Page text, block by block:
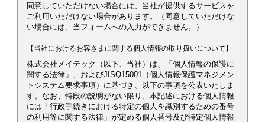
同意していただけない場合には、当社が提供するサービスを
ご利用いただけない場合があります。（同意していただけな
い場合には、当フォームへの入力ができません。）
【当社におけるお客さまに関する個人情報の取り扱いについて】
株式会社メイテック（以下、当社）は、「個人情報の保護に
関する法律」、およびJISQ15001（個人情報保護マネジメン
トシステム要求事項）に基づき、以下の事項を公表いたしま
す。なお、特段の説明がない限り、本記述における個人情報
には「行政手続きにおける特定の個人を識別するための番号
の利用等に関する法律」が定める個人番号及び特定個人情報